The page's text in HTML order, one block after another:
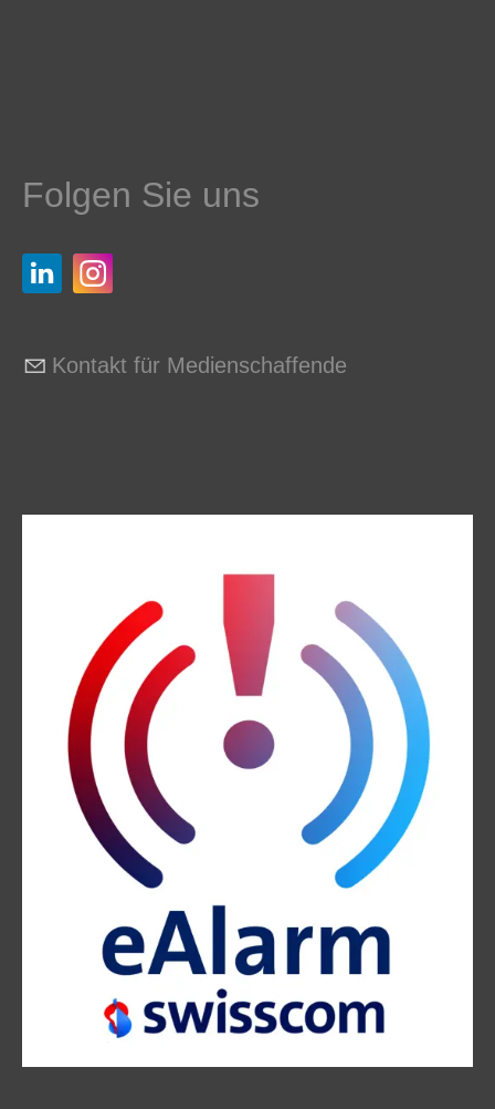
Folgen Sie uns
Kontakt für Medienschaffende